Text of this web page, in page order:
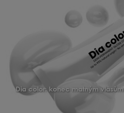
Dia color: konec matným vlasům